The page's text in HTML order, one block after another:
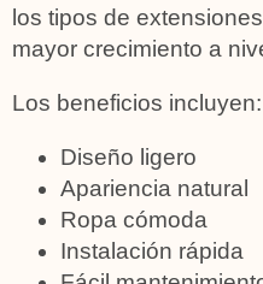
los tipos de
mayor crecimiento a
Los beneficios incluyen:
Diseño ligero
Apariencia natural
Ropa cómoda
Instalación rápida